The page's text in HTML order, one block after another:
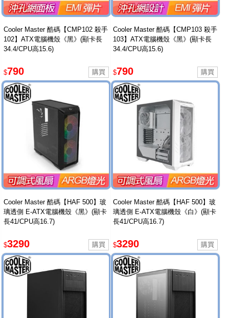
Cooler Master 酷碼【CMP102 殺手
102】ATX電腦機殼《黑》(顯卡長
34.4/CPU高15.6)
$790
Cooler Master 酷碼【CMP103 殺手
103】ATX電腦機殼《黑》(顯卡長
34.4/CPU高15.6)
$790
Cooler Master 酷碼【HAF 500】玻
璃透側 E-ATX電腦機殼《黑》(顯卡
長41/CPU高16.7)
$3290
Cooler Master 酷碼【HAF 500】玻
璃透側 E-ATX電腦機殼《白》(顯卡
長41/CPU高16.7)
$3290